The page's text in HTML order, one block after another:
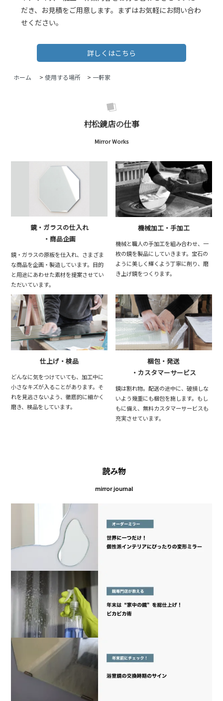
だき、お見積をご用意します。まずはお気軽にお問い合わ
せください。
詳しくはこちら
ホーム >使用する場所 > 一軒家
村松鏡店の仕事
Mirror Works
鏡・ガラスの仕入れ
・商品企画
鏡・ガラスの原板を仕入れ、さまざま
な商品を企画・製造しています。目的
と用途にあわせた素材を提案させてい
ただいています。
機械加工・手加工
機械と職人の手加工を組み合わせ、一
枚の鏡を製品にしていきます。宝石の
ように美しく輝くよう丁寧に削り、磨
き上げ鏡をつくります。
仕上げ・検品
どんなに気をつけていても、加工中に
小さなキズが入ることがあります。そ
れを見逃さないよう、徹底的に細かく
磨き、検品をしています。
梱包・発送
・カスタマーサービス
鏡は割れ物。配送の途中に、破損しな
いよう幾重にも梱包を施します。もし
もに備え、無料カスタマーサービスも
充実させています。
読み物
mirror journal